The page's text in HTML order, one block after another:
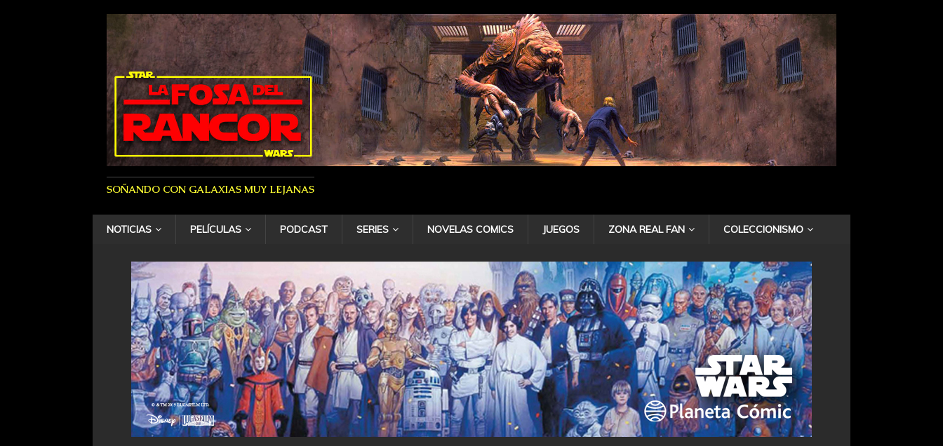
SOÑANDO CON GALAXIAS MUY LEJANAS
NOTICIAS PELÍCULAS PODCAST SERIES NOVELAS COMICS JUEGOS ZONA REAL FAN COLECCIONISMO